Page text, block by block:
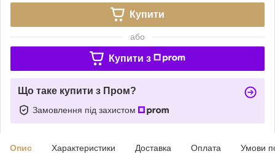
Купити
або
Купити з
Що таке купити з Пром?
Замовлення під захистом
Опис Характеристики Доставка Оплата Умови